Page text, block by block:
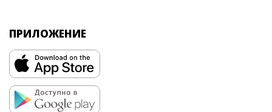
ПРИЛОЖЕНИЕ